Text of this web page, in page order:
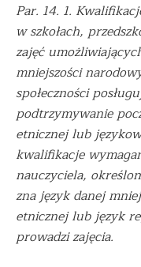
Par. 14. 1.
w szkołach,
zajęć
mniejszości
społeczności
podtrzymywanie
etnicznej lub
kwalifikacje
nauczyciela,
zna język danej
etnicznej lub język
prowadzi zajęcia.